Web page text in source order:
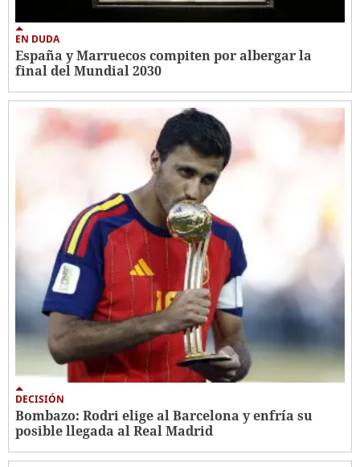
EN DUDA
España y Marruecos compiten por albergar la
final del Mundial 2030
DECISIÓN
Bombazo: Rodri elige al Barcelona y enfría su
posible llegada al Real Madrid